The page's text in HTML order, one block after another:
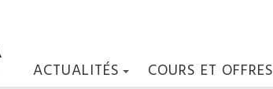
ACTUALITÉS COURS ET OFFRES